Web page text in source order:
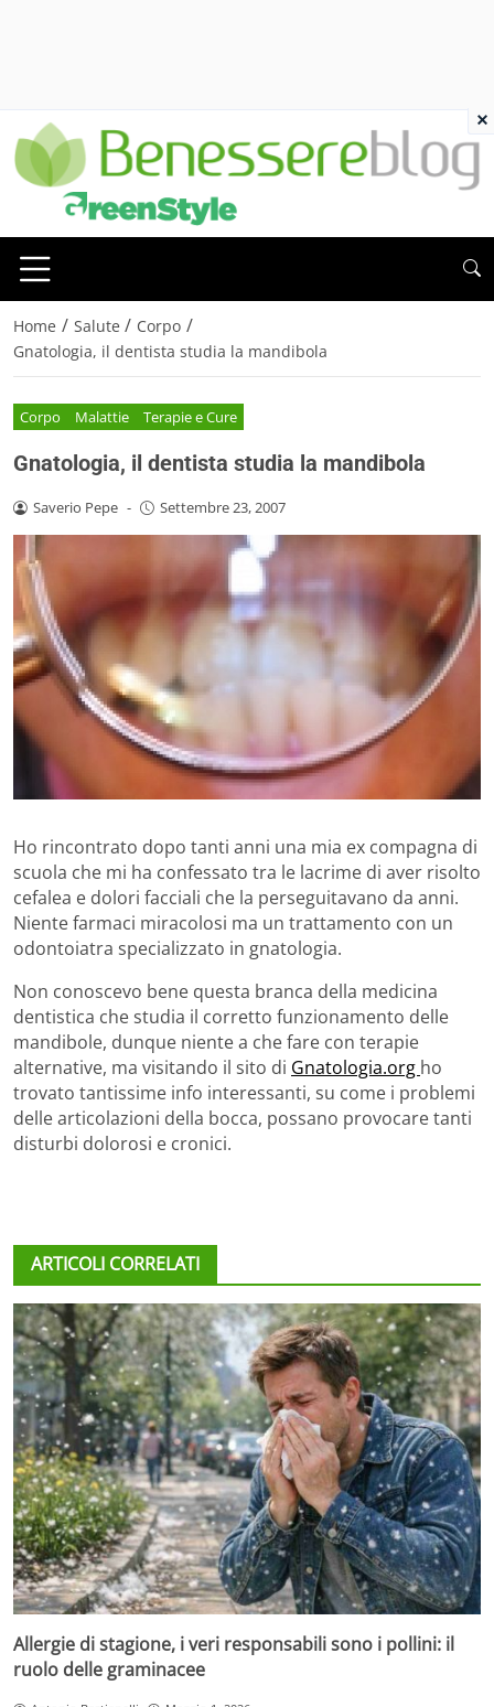
Home / Salute / Corpo /
Gnatologia, il dentista studia la mandibola
Corpo Malattie Terapie e Cure
Gnatologia, il dentista studia la mandibola
Saverio Pepe - Settembre 23, 2007
Ho rincontrato dopo tanti anni una mia ex compagna di
scuola che mi ha confessato tra le lacrime di aver risolto
cefalea e dolori facciali che la perseguitavano da anni.
Niente farmaci miracolosi ma un trattamento con un
odontoiatra specializzato in gnatologia.
Non conoscevo bene questa branca della medicina
dentistica che studia il corretto funzionamento delle
mandibole, dunque niente a che fare con terapie
alternative, ma visitando il sito di Gnatologia.org ho
trovato tantissime info interessanti, su come i problemi
delle articolazioni della bocca, possano provocare tanti
disturbi dolorosi e cronici.
ARTICOLI CORRELATI
Allergie di stagione, i veri responsabili sono i pollini: il
ruolo delle graminacee
×